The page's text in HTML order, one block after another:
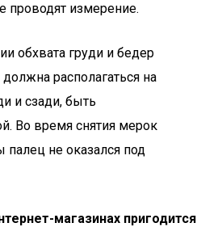
проводят измерение.
обхвата груди и бедер
располагаться на
и сзади, быть
Во время снятия мерок
палец не оказался под
магазинах пригодится